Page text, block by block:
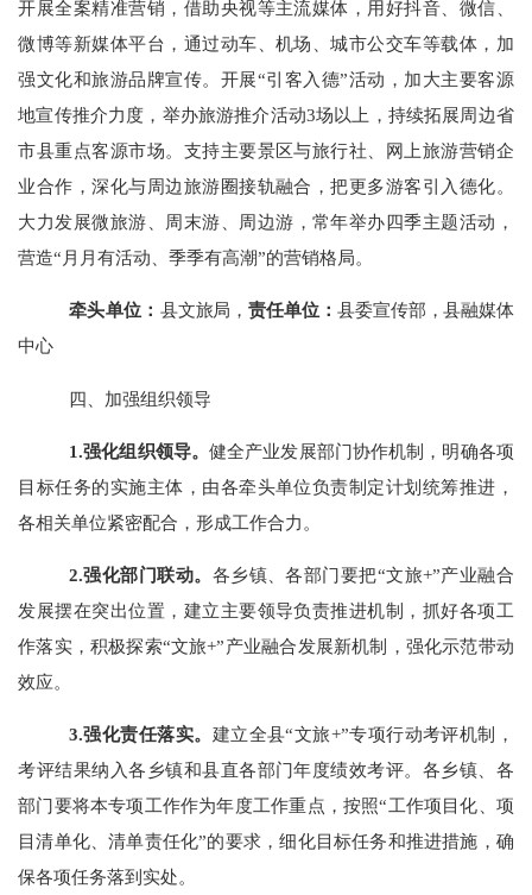
开展全案精准营销，借助央视等主流媒体，用好抖音、微信、
微博等新媒体平台，通过动车、机场、城市公交车等载体，加
强文化和旅游品牌宣传。开展“引客入德”活动，加大主要客源
地宣传推介力度，举办旅游推介活动3场以上，持续拓展周边省
市县重点客源市场。支持主要景区与旅行社、网上旅游营销企
业合作，深化与周边旅游圈接轨融合，把更多游客引入德化。
大力发展微旅游、周末游、周边游 ， 常年举办四季主题活动，
营造“月月有活动、季季有高潮”的营销格局。
牵头单位： 县文旅局，责任单位： 县委宣传部，县融媒体
中心
四、加强组织领导
1.强化组织领导。 健全产业发展部门协作机制，明确各项
目标任务的实施主体，由各牵头单位负责制定计划统筹推进，
各相关单位紧密配合，形成工作合力。
2.强化部门联动。 各乡镇、各部门要把“文旅+”产业融合
发展摆在突出位置，建立主要领导负责推进机制，抓好各项工
作落实，积极探索“文旅+”产业融合发展新机制，强化示范带动
效应。
3.强化责任落实。 建立全县“文旅+”专项行动考评机制，
考评结果纳入各乡镇和县直各部门年度绩效考评。各乡镇、各
部门要将本专项工作作为年度工作重点，按照“工作项目化、项
目清单化、清单责任化”的要求，细化目标任务和推进措施，确
保各项任务落到实处。